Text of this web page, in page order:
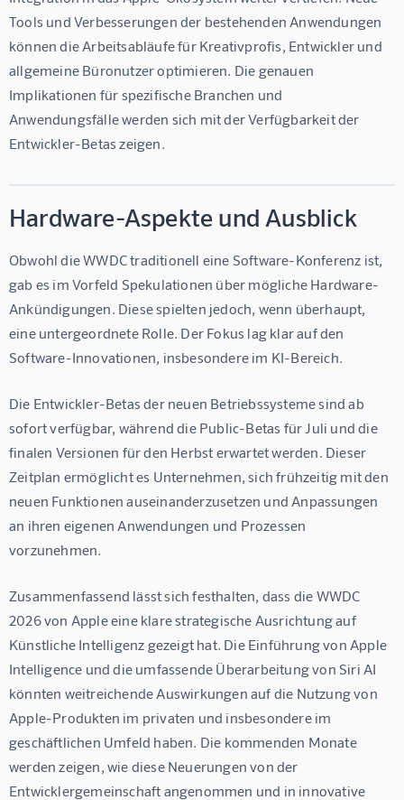
Tools und Verbesserungen der bestehenden Anwendungen
können die Arbeitsabläufe für Kreativprofis, Entwickler und
allgemeine Büronutzer optimieren. Die genauen
Implikationen für spezifische Branchen und
Anwendungsfälle werden sich mit der Verfügbarkeit der
Entwickler-Betas zeigen.
Hardware-Aspekte und Ausblick
Obwohl die WWDC traditionell eine Software-Konferenz ist,
gab es im Vorfeld Spekulationen über mögliche Hardware-
Ankündigungen. Diese spielten jedoch, wenn überhaupt,
eine untergeordnete Rolle. Der Fokus lag klar auf den
Software-Innovationen, insbesondere im KI-Bereich.
Die Entwickler-Betas der neuen Betriebssysteme sind ab
sofort verfügbar, während die Public-Betas für Juli und die
finalen Versionen für den Herbst erwartet werden. Dieser
Zeitplan ermöglicht es Unternehmen, sich frühzeitig mit den
neuen Funktionen auseinanderzusetzen und Anpassungen
an ihren eigenen Anwendungen und Prozessen
vorzunehmen.
Zusammenfassend lässt sich festhalten, dass die WWDC
2026 von Apple eine klare strategische Ausrichtung auf
Künstliche Intelligenz gezeigt hat. Die Einführung von Apple
Intelligence und die umfassende Überarbeitung von Siri AI
könnten weitreichende Auswirkungen auf die Nutzung von
Apple-Produkten im privaten und insbesondere im
geschäftlichen Umfeld haben. Die kommenden Monate
werden zeigen, wie diese Neuerungen von der
Entwicklergemeinschaft angenommen und in innovative